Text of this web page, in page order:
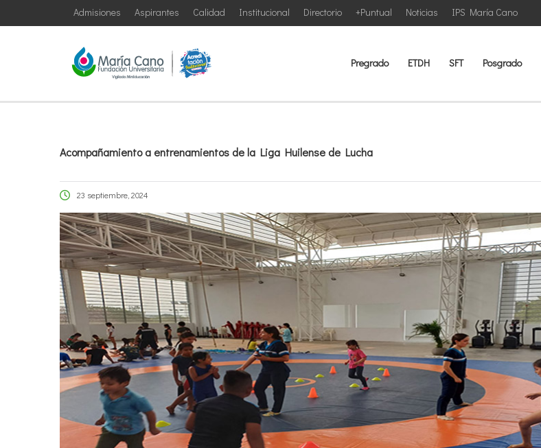
IPS María Cano
Noticias
+Puntual
Directorio
Institucional
Calidad
Aspirantes
Admisiones
Pregrado ETDH SFT Posgrado
Acompañamiento a entrenamientos de la Liga Huilense de Lucha
23 septiembre, 2024